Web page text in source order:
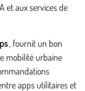
et aux services de
, fournit un bon
mobilité urbaine
apps utilitaires et